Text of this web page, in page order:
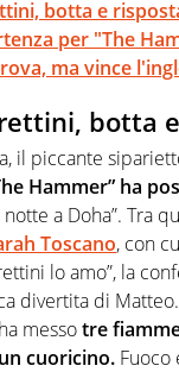
botta e
per "The
ma vince
botta
il piccante
Hammer” ha
a Doha”. Tra
Toscano, con
lo amo”, la
divertita di
messotre
un cuoricino. Fuoco